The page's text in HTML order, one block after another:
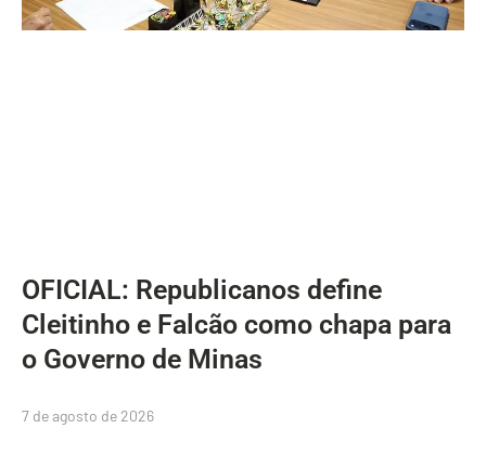
OFICIAL: Republicanos define
Cleitinho e Falcão como chapa para
o Governo de Minas
7 de agosto de 2026